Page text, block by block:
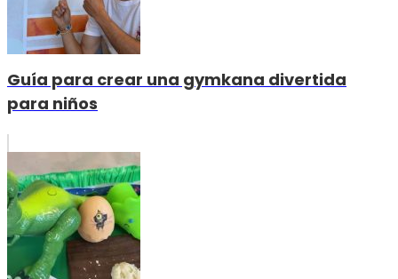
Guía para crear una gymkana divertida
para niños